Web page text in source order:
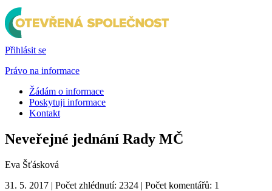
Přihlásit se
Právo na informace
Žádám o informace
Poskytuji informace
Kontakt
Neveřejné jednání Rady MČ
Eva Šťásková
31. 5. 2017 | Počet zhlédnutí: 2324 | Počet komentářů: 1